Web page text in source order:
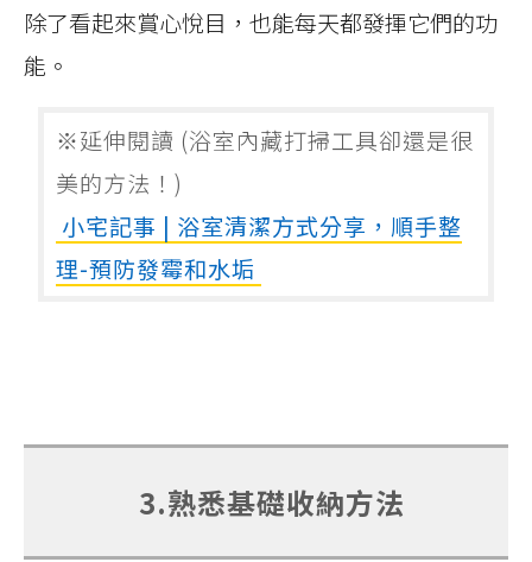
除了看起來賞心悅目，也能每天都發揮它們的功
能。
※延伸閱讀 (浴室內藏打掃工具卻還是很
美的方法！)
小宅記事 | 浴室清潔方式分享，順手整
理-預防發霉和水垢
3.熟悉基礎收納方法